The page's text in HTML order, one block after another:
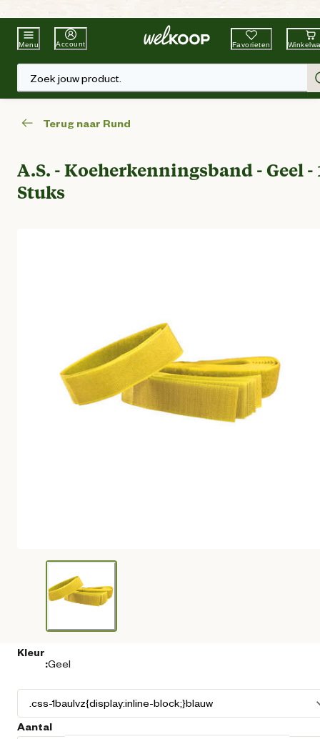
Beste WinkelketenTuin & Dier
Menu Account Favorieten
Zoek jouw product.
Terug naar Rund
A.S. - Koeherkenningsband - Geel -
Stuks
Kleur
:Geel
Aantal